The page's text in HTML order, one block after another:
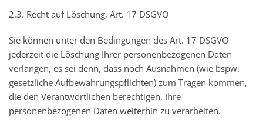
2.3. Recht auf Löschung, Art. 17 DSGVO
Sie können unter den Bedingungen des Art. 17 DSGVO
jederzeit die Löschung Ihrer personenbezogenen Daten
verlangen, es sei denn, dass noch Ausnahmen (wie bspw.
gesetzliche Aufbewahrungspflichten) zum Tragen kommen,
die den Verantwortlichen berechtigen, Ihre
personenbezogenen Daten weiterhin zu verarbeiten.